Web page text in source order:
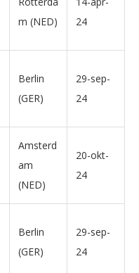
m (NED)
24
Berlin
(GER)
29-sep-
24
Amsterd
am
(NED)
20-okt-
24
Berlin
(GER)
29-sep-
24